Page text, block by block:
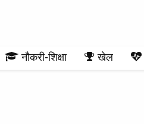
नौकरी-शिक्षा खेल